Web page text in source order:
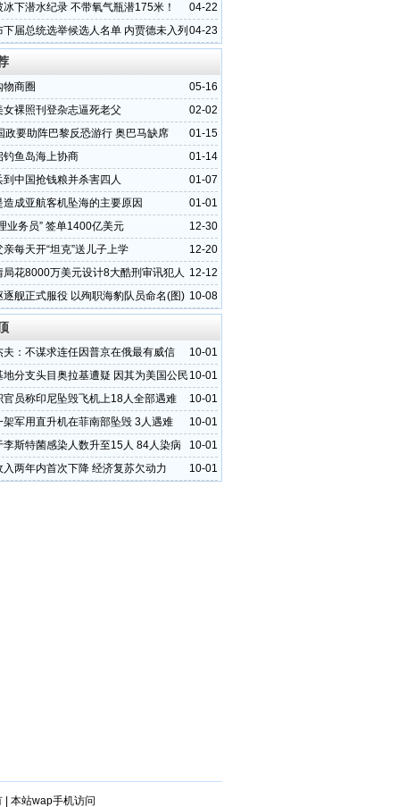
04-22
冰下潜水纪录 不带氧气瓶潜175米！
04-23
下届总统选举候选人名单 内贾德未入列
05-16
物商圈
02-02
女裸照刊登杂志逼死老父
01-15
政要助阵巴黎反恐游行 奥巴马缺席
01-14
钓鱼岛海上协商
01-07
到中国抢钱粮并杀害四人
01-01
造成亚航客机坠海的主要原因
12-30
业务员” 签单1400亿美元
12-20
亲每天开“坦克”送儿子上学
12-12
局花8000万美元设计8大酷刑审讯犯人
10-08
逐舰正式服役 以殉职海豹队员命名(图)
10-01
夫：不谋求连任因普京在俄最有威信
10-01
地分支头目奥拉基遭疑 因其为美国公民
10-01
官员称印尼坠毁飞机上18人全部遇难
10-01
架军用直升机在菲南部坠毁 3人遇难
10-01
李斯特菌感染人数升至15人 84人染病
10-01
入两年内首次下降 经济复苏欠动力
| 本站wap手机访问